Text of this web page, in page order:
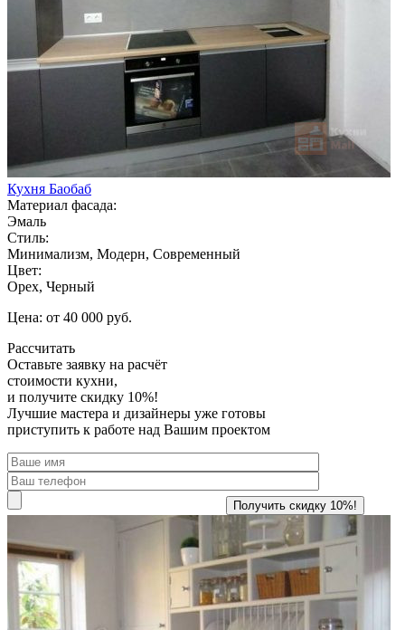
Кухня Баобаб
Материал фасада:
Эмаль
Стиль:
Минимализм, Модерн, Современный
Цвет:
Орех, Черный
Цена: от 40 000 руб.
Рассчитать
Оставьте заявку на расчёт
стоимости кухни,
и получите скидку 10%!
Лучшие мастера и дизайнеры уже готовы
приступить к работе над Вашим проектом